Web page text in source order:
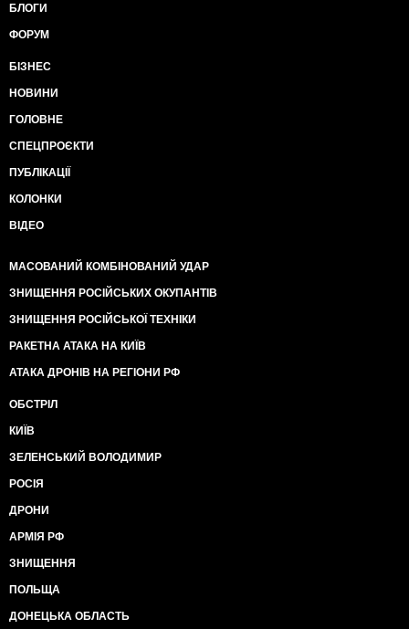
БЛОГИ
ФОРУМ
БІЗНЕС
НОВИНИ
ГОЛОВНЕ
СПЕЦПРОЄКТИ
ПУБЛІКАЦІЇ
КОЛОНКИ
ВІДЕО
МАСОВАНИЙ КОМБІНОВАНИЙ УДАР
ЗНИЩЕННЯ РОСІЙСЬКИХ ОКУПАНТІВ
ЗНИЩЕННЯ РОСІЙСЬКОЇ ТЕХНІКИ
РАКЕТНА АТАКА НА КИЇВ
АТАКА ДРОНІВ НА РЕГІОНИ РФ
ОБСТРІЛ
КИЇВ
ЗЕЛЕНСЬКИЙ ВОЛОДИМИР
РОСІЯ
ДРОНИ
АРМІЯ РФ
ЗНИЩЕННЯ
ПОЛЬЩА
ДОНЕЦЬКА ОБЛАСТЬ